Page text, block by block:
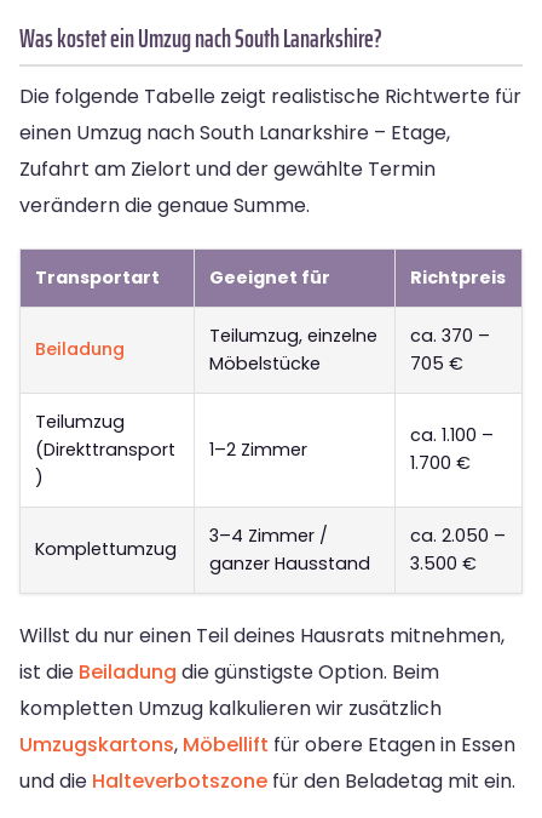
Was kostet ein Umzug nach South Lanarkshire?
Die folgende Tabelle zeigt realistische Richtwerte für
einen Umzug nach South Lanarkshire – Etage,
Zufahrt am Zielort und der gewählte Termin
verändern die genaue Summe.
Transportart Geeignet für Richtpreis
Beiladung
Teilumzug, einzelne
Möbelstücke
ca. 370 –
705 €
Teilumzug
(Direkttransport
)
1–2 Zimmer
ca. 1.100 –
1.700 €
Komplettumzug
3–4 Zimmer /
ganzer Hausstand
ca. 2.050 –
3.500 €
Willst du nur einen Teil deines Hausrats mitnehmen,
ist die Beiladung die günstigste Option. Beim
kompletten Umzug kalkulieren wir zusätzlich
Umzugskartons, Möbellift für obere Etagen in Essen
und die Halteverbotszone für den Beladetag mit ein.